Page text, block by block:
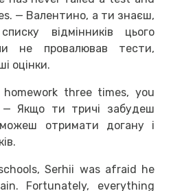
— Валентино, а ти знаєш,
відмінників цього
не провалював тести,
оцінки.
three times, you
Якщо ти тричі забудеш
отримати догану і
Serhii was afraid he
Fortunately, everything